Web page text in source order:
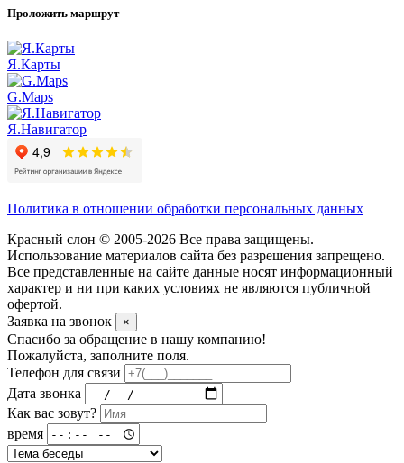
Проложить маршрут
Я.Карты
G.Maps
Я.Навигатор
Политика в отношении обработки персональных данных
Красный слон © 2005-2026 Все права защищены.
Использование материалов сайта без разрешения запрещено.
Все представленные на сайте данные носят информационный
характер и ни при каких условиях не являются публичной
офертой.
Заявка на звонок
×
Спасибо за обращение в нашу компанию!
Пожалуйста, заполните поля.
Телефон для связи
Дата звонка
Как вас зовут?
время